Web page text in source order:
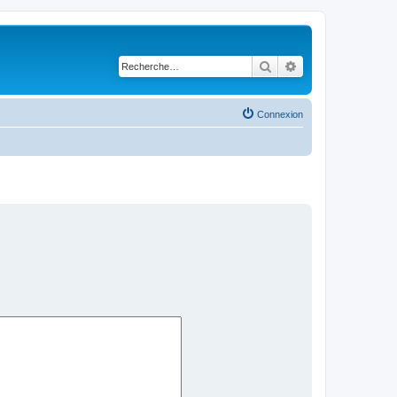
Rechercher
Connexion